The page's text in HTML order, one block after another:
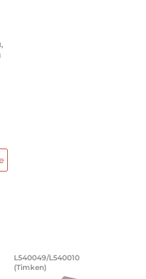
мм, шариковый
шариковый двухрядный,
Подшипник
Подшипник
L540049/L540010
(Timken)